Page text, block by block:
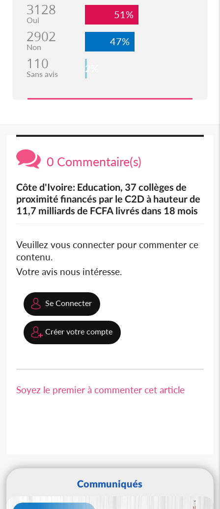
3128
Oui 51%
2902
Non 47%
110
Sans avis 2%
0 Commentaire(s)
Côte d'Ivoire: Education, 37 collèges de
proximité financés par le C2D à hauteur de
11,7 milliards de FCFA livrés dans 18 mois
Veuillez vous connecter pour commenter ce
contenu.
Votre avis nous intéresse.
Se Connecter
Créer votre compte
Soyez le premier à commenter cet article
Communiqués